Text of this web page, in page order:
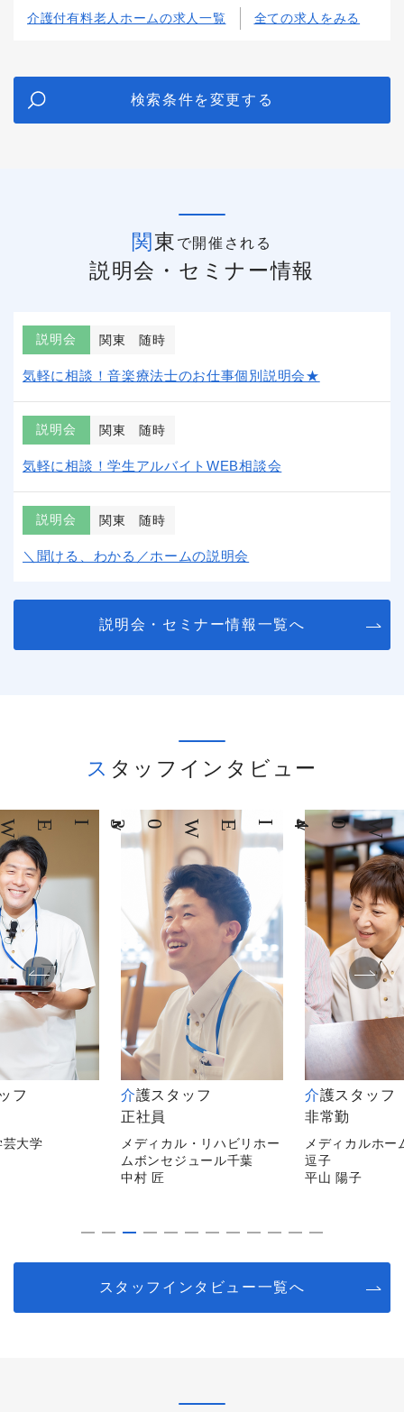
介護付有料老人ホームの求人一覧 全ての求人をみる
検索条件を変更する
関東 で開催される
説明会・セミナー情報
説明会 関東 随時
気軽に相談！音楽療法士のお仕事個別説明会★
説明会 関東 随時
気軽に相談！学生アルバイトWEB相談会
説明会 関東 随時
＼聞ける、わかる／ホームの説明会
説明会・セミナー情報一覧へ
スタッフインタビュー
INTERVIEW INTERVIEW
フ
大学
03
介護スタッフ
正社員
メディカル・リハビリホー
ムボンセジュール千葉
中村 匠
04
介護スタッフ
非常勤
メディカルホー
逗子
平山 陽子
スタッフインタビュー一覧へ